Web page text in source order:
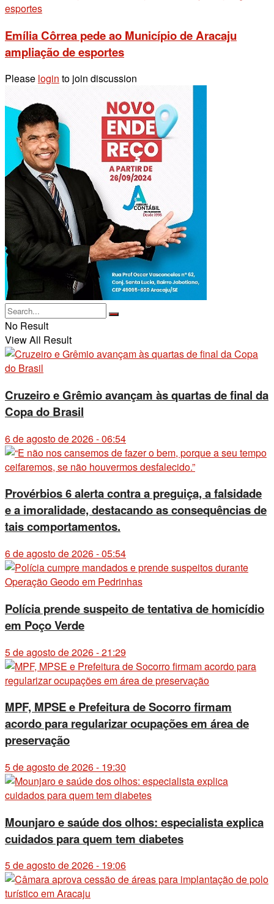
Emília Côrrea pede ao Município de Aracaju
ampliação de esportes
Please login to join discussion
No Result
View All Result
Cruzeiro e Grêmio avançam às quartas de final da
Copa do Brasil
6 de agosto de 2026 - 06:54
Provérbios 6 alerta contra a preguiça, a falsidade
e a imoralidade, destacando as consequências de
tais comportamentos.
6 de agosto de 2026 - 05:54
Polícia prende suspeito de tentativa de homicídio
em Poço Verde
5 de agosto de 2026 - 21:29
MPF, MPSE e Prefeitura de Socorro firmam
acordo para regularizar ocupações em área de
preservação
5 de agosto de 2026 - 19:30
Mounjaro e saúde dos olhos: especialista explica
cuidados para quem tem diabetes
5 de agosto de 2026 - 19:06